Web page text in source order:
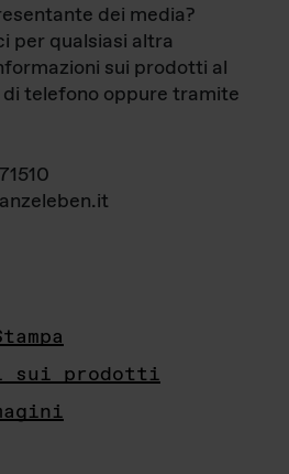
dei media?
per qualsiasi altra
sui prodotti al
telefono oppure tramite
sui prodotti